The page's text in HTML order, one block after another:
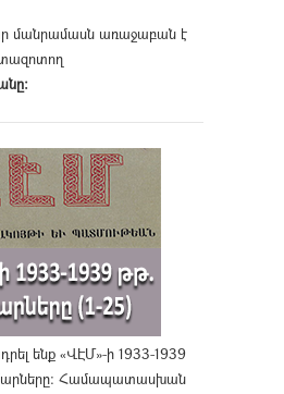
մանրամասն առաջաբան է
ենք «ՎԷՄ»-ի 1933-1939
Համապատասխան